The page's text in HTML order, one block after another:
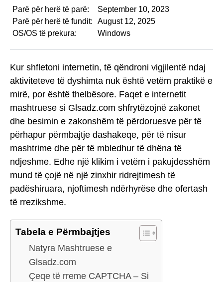
Parë për herë të parë:
September 10, 2023
Parë për herë të fundit:
August 12, 2025
OS/OS të prekura:
Windows
Kur shfletoni internetin, të qëndroni vigjilentë ndaj
aktiviteteve të dyshimta nuk është vetëm praktikë e
mirë, por është thelbësore. Faqet e internetit
mashtruese si Glsadz.com shfrytëzojnë zakonet
dhe besimin e zakonshëm të përdoruesve për të
përhapur përmbajtje dashakeqe, për të nisur
mashtrime dhe për të mbledhur të dhëna të
ndjeshme. Edhe një klikim i vetëm i pakujdesshëm
mund të çojë në një zinxhir ridrejtimesh të
padëshiruara, njoftimesh ndërhyrëse dhe ofertash
të rrezikshme.
Tabela e Përmbajtjes
Natyra Mashtruese e
Glsadz.com
Çeqe të rreme CAPTCHA – Si